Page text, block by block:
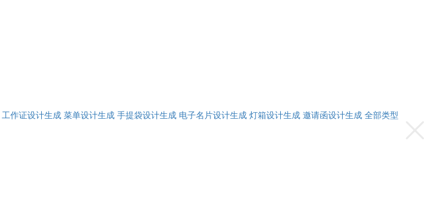
工作证设计生成 菜单设计生成 手提袋设计生成 电子名片设计生成 灯箱设计生成 邀请函设计生成 全部类型